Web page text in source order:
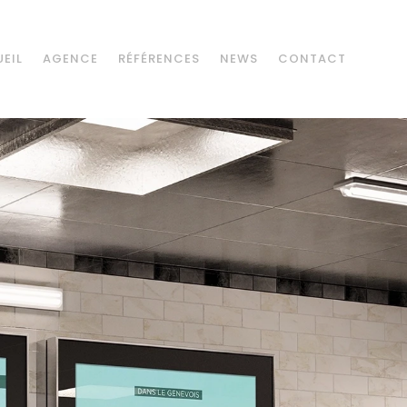
AGENCE RÉFÉRENCES NEWS CONTACT